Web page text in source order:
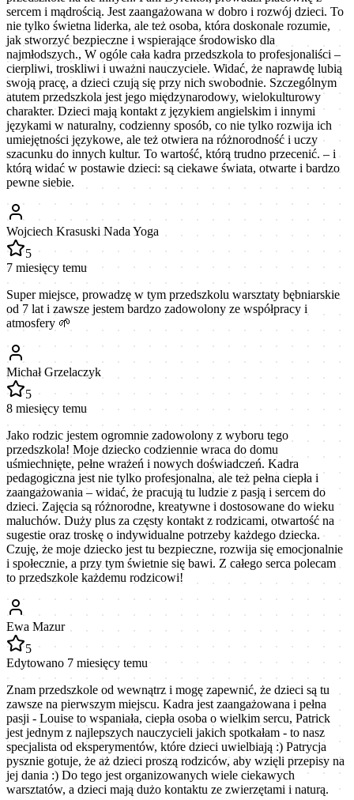
sercem i mądrością. Jest zaangażowana w dobro i rozwój dzieci. To
nie tylko świetna liderka, ale też osoba, która doskonale rozumie,
jak stworzyć bezpieczne i wspierające środowisko dla
najmłodszych., W ogóle cała kadra przedszkola to profesjonaliści –
cierpliwi, troskliwi i uważni nauczyciele. Widać, że naprawdę lubią
swoją pracę, a dzieci czują się przy nich swobodnie. Szczególnym
atutem przedszkola jest jego międzynarodowy, wielokulturowy
charakter. Dzieci mają kontakt z językiem angielskim i innymi
językami w naturalny, codzienny sposób, co nie tylko rozwija ich
umiejętności językowe, ale też otwiera na różnorodność i uczy
szacunku do innych kultur. To wartość, którą trudno przecenić. – i
którą widać w postawie dzieci: są ciekawe świata, otwarte i bardzo
pewne siebie.
Wojciech Krasuski Nada Yoga
5
7 miesięcy temu
Super miejsce, prowadzę w tym przedszkolu warsztaty bębniarskie
od 7 lat i zawsze jestem bardzo zadowolony ze współpracy i
atmosfery 🌱
Michał Grzelaczyk
5
8 miesięcy temu
Jako rodzic jestem ogromnie zadowolony z wyboru tego
przedszkola! Moje dziecko codziennie wraca do domu
uśmiechnięte, pełne wrażeń i nowych doświadczeń. Kadra
pedagogiczna jest nie tylko profesjonalna, ale też pełna ciepła i
zaangażowania – widać, że pracują tu ludzie z pasją i sercem do
dzieci. Zajęcia są różnorodne, kreatywne i dostosowane do wieku
maluchów. Duży plus za częsty kontakt z rodzicami, otwartość na
sugestie oraz troskę o indywidualne potrzeby każdego dziecka.
Czuję, że moje dziecko jest tu bezpieczne, rozwija się emocjonalnie
i społecznie, a przy tym świetnie się bawi. Z całego serca polecam
to przedszkole każdemu rodzicowi!
Ewa Mazur
5
Edytowano 7 miesięcy temu
Znam przedszkole od wewnątrz i mogę zapewnić, że dzieci są tu
zawsze na pierwszym miejscu. Kadra jest zaangażowana i pełna
pasji - Louise to wspaniała, ciepła osoba o wielkim sercu, Patrick
jest jednym z najlepszych nauczycieli jakich spotkałam - to nasz
specjalista od eksperymentów, które dzieci uwielbiają :) Patrycja
pysznie gotuje, że aż dzieci proszą rodziców, aby wzięli przepisy na
jej dania :) Do tego jest organizowanych wiele ciekawych
warsztatów, a dzieci mają dużo kontaktu ze zwierzętami i naturą.